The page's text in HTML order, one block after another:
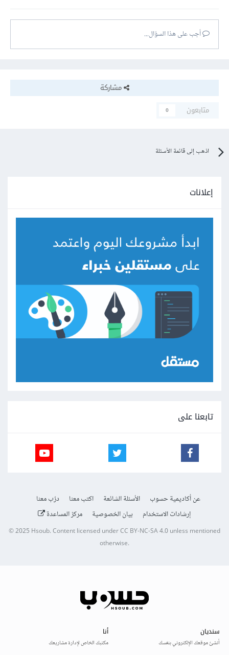
أجب على هذا السؤال...
مشاركة
متابعون
0
اذهب إلى قائمة الأسئلة
إعلانات
تابعنا على
عن أكاديمية حسوب الأسئلة الشائعة اكتب معنا
درّب معنا
إرشادات الاستخدام
بيان الخصوصية مركز المساعدة
© 2025Hsoub.Content licensed underCC BY-NC-SA 4.0unless mentioned
otherwise.